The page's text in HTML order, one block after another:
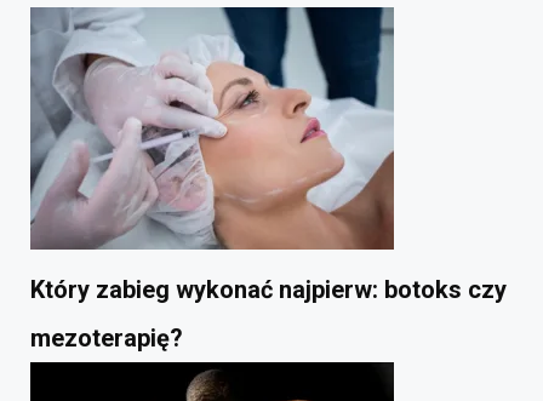
Który zabieg wykonać najpierw: botoks czy
mezoterapię?